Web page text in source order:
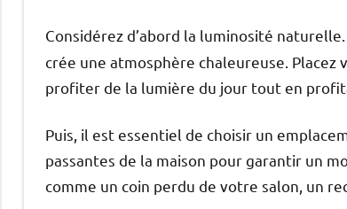
Considérez d’abord la luminosité
crée une atmosphère chaleureuse.
profiter de la lumière du jour tout en
Puis, il est essentiel de choisir un
passantes de la maison pour garantir un
comme un coin perdu de votre salon, un